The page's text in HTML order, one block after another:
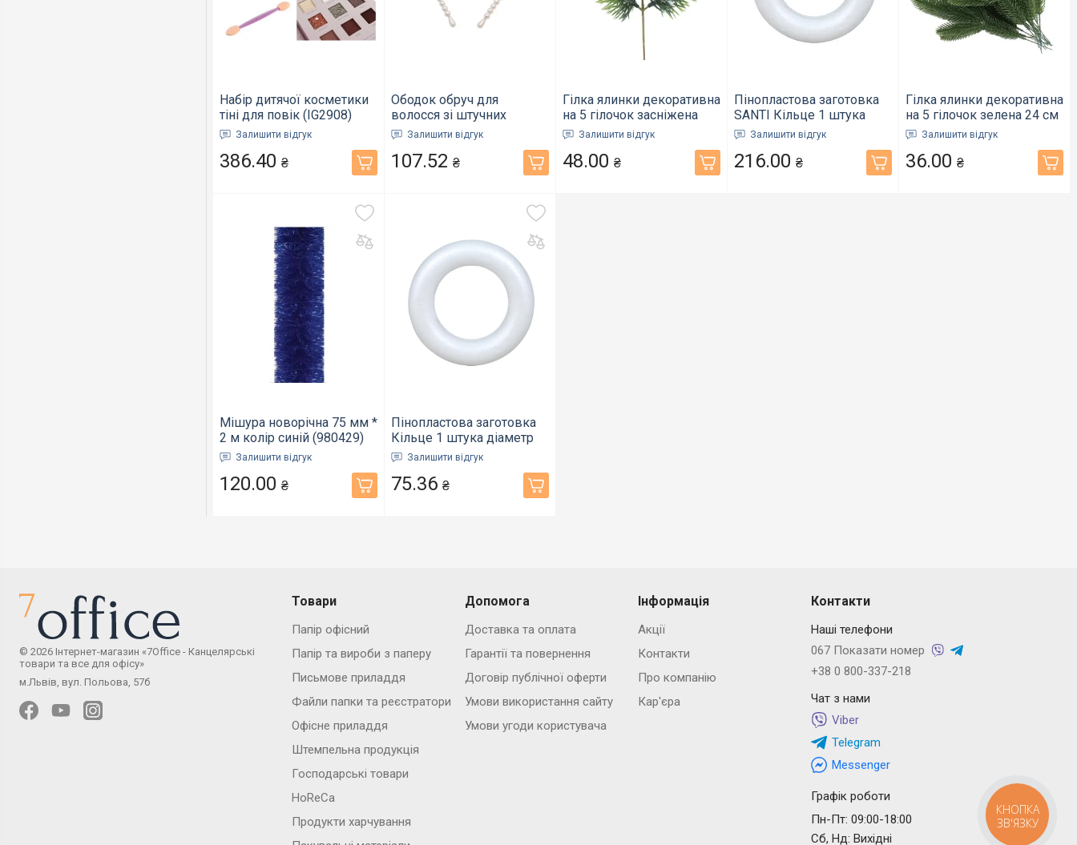
Набір дитячої косметики
тіні для повік (IG2908)
Залишити відгук
386.40 ₴
Ободок обруч для
волосся зі штучних
перлів білий (015567)
Залишити відгук
107.52 ₴
Гілка ялинки декоративна
на 5 гілочок засніжена
30см (475453)
Залишити відгук
48.00 ₴
Пінопластова заготовка
SANTI Кільце 1 штука
діаметр 25 см (743081)
Залишити відгук
216.00 ₴
Гілка ялинки декоративна
на 5 гілочок зелена 24 см
(NY-CB-21-3-001)
Залишити відгук
36.00 ₴
Мішура новорічна 75 мм *
2 м колір синій (980429)
Залишити відгук
120.00 ₴
Пінопластова заготовка
Кільце 1 штука діаметр
16 см (PN-321)
Залишити відгук
75.36 ₴
Товари
Папір офісний
Папір та вироби з паперу
Письмове приладдя
Файли папки та реєстратори
Офісне приладдя
Штемпельна продукція
Господарські товари
HoReCa
Продукти харчування
Допомога
Доставка та оплата
Гарантії та повернення
Договір публічної оферти
Умови використання сайту
Умови угоди користувача
Інформація
Акції
Контакти
Про компанію
Кар'єра
Контакти
Наші телефони
067 Показати номер
+38 0 800-337-218
Чат з нами
Viber
Telegram
Messenger
Графік роботи
Пн-Пт: 09:00-18:00
Сб, Нд: Вихідні
© 2026 Інтернет-магазин «7Office - Канцелярські
товари та все для офісу»
м.Львів, вул. Польова, 57б
КНОПКА
ЗВ'ЯЗКУ